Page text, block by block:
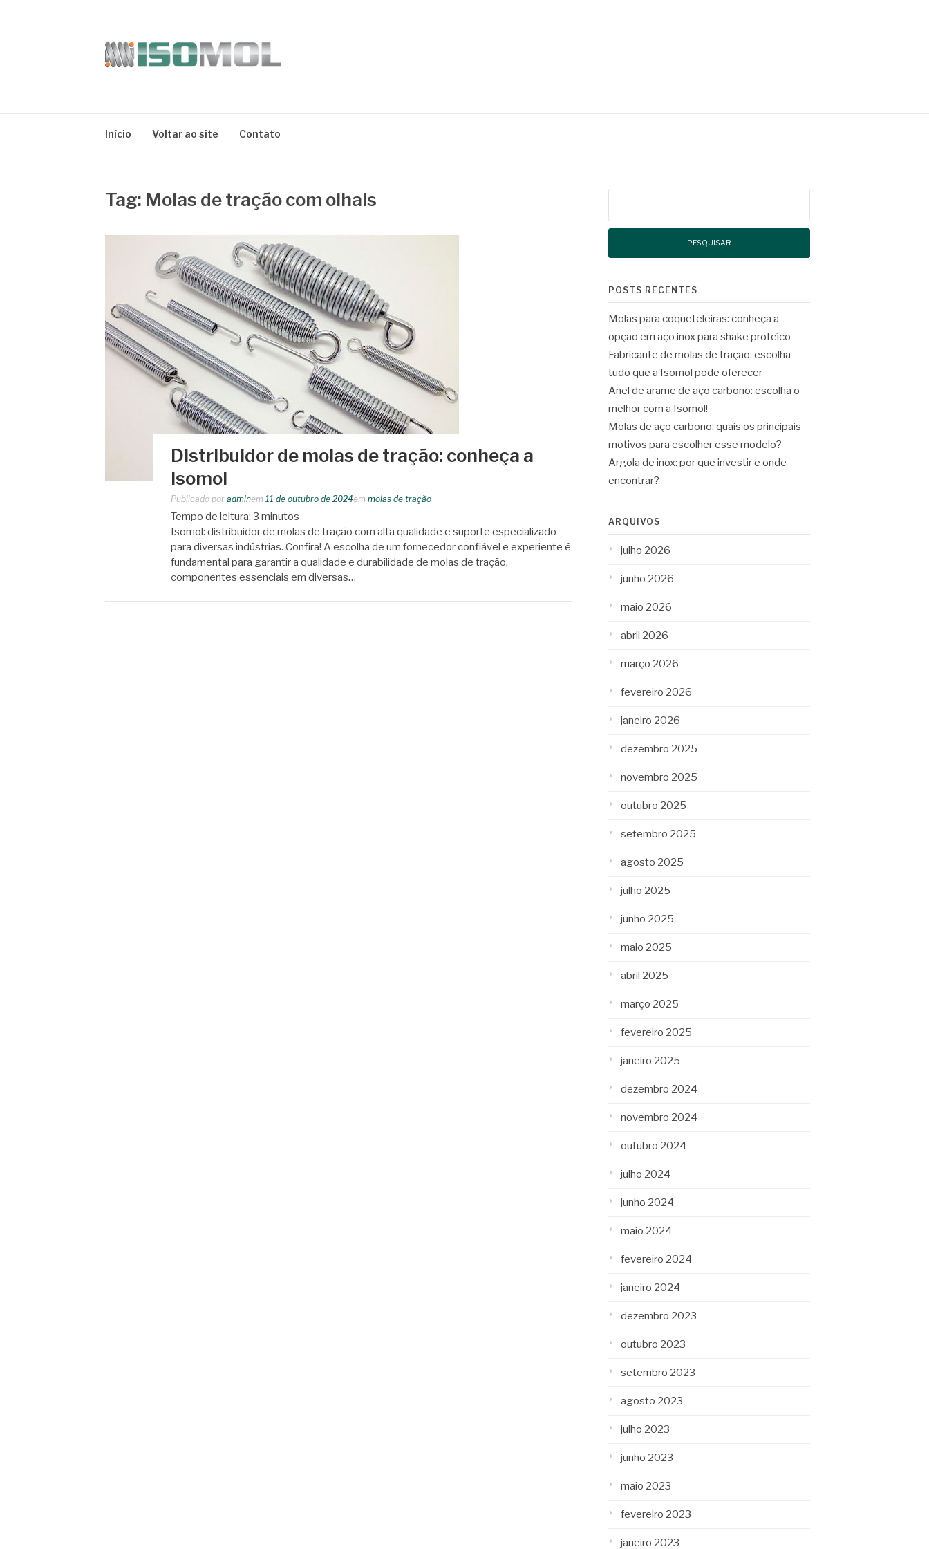
Início Voltar ao site Contato
Tag: Molas de tração com olhais
Distribuidor de molas de tração: conheça a
Isomol
Publicado por adminem 11 de outubro de 2024em molas de tração
Tempo de leitura: 3 minutos
Isomol: distribuidor de molas de tração com alta qualidade e suporte especializado
para diversas indústrias. Confira! A escolha de um fornecedor confiável e experiente é
fundamental para garantir a qualidade e durabilidade de molas de tração,
componentes essenciais em diversas…
POSTS RECENTES
Molas para coqueteleiras: conheça a
opção em aço inox para shake proteíco
Fabricante de molas de tração: escolha
tudo que a Isomol pode oferecer
Anel de arame de aço carbono: escolha o
melhor com a Isomol!
Molas de aço carbono: quais os principais
motivos para escolher esse modelo?
Argola de inox: por que investir e onde
encontrar?
ARQUIVOS
julho 2026
junho 2026
maio 2026
abril 2026
março 2026
fevereiro 2026
janeiro 2026
dezembro 2025
novembro 2025
outubro 2025
setembro 2025
agosto 2025
julho 2025
junho 2025
maio 2025
abril 2025
março 2025
fevereiro 2025
janeiro 2025
dezembro 2024
novembro 2024
outubro 2024
julho 2024
junho 2024
maio 2024
fevereiro 2024
janeiro 2024
dezembro 2023
outubro 2023
setembro 2023
agosto 2023
julho 2023
junho 2023
maio 2023
fevereiro 2023
janeiro 2023